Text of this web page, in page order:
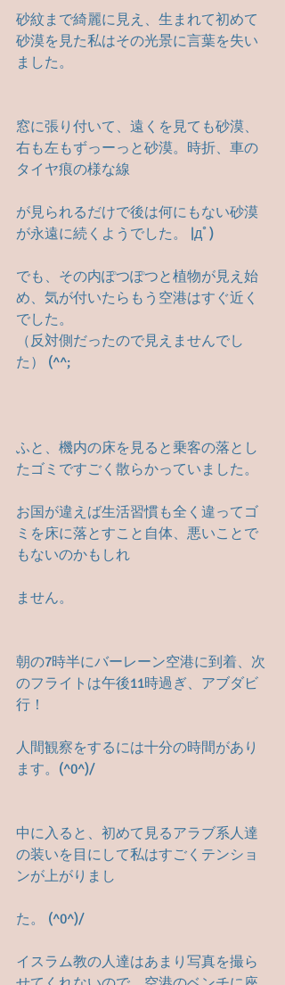
砂紋まで綺麗に見え、生まれて初めて
砂漠を見た私はその光景に言葉を失い
ました。
窓に張り付いて、遠くを見ても砂漠、
右も左もずっーっと砂漠。時折、車の
タイヤ痕の様な線
が見られるだけで後は何にもない砂漠
が永遠に続くようでした。 |дﾟ)
でも、その内ぽつぽつと植物が見え始
め、気が付いたらもう空港はすぐ近く
でした。
（反対側だったので見えませんでし
た） (^^;
ふと、機内の床を見ると乗客の落とし
たゴミですごく散らかっていました。
お国が違えば生活習慣も全く違ってゴ
ミを床に落とすこと自体、悪いことで
もないのかもしれ
ません。
朝の7時半にバーレーン空港に到着、次
のフライトは午後11時過ぎ、アブダビ
行！
人間観察をするには十分の時間があり
ます。(^0^)/
中に入ると、初めて見るアラブ系人達
の装いを目にして私はすごくテンショ
ンが上がりまし
た。 (^0^)/
イスラム教の人達はあまり写真を撮ら